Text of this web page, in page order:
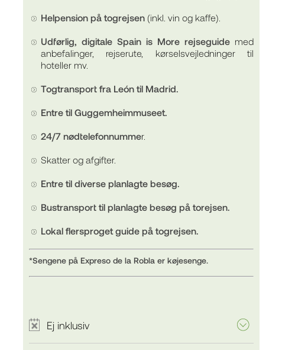
Helpension på togrejsen (inkl. vin og kaffe).
Udførlig, digitale Spain is More rejseguide med
anbefalinger, rejserute, kørselsvejledninger til
hoteller mv.
Togtransport fra León til Madrid.
Entre til Guggemheimmuseet.
24/7 nødtelefonnummer.
Skatter og afgifter.
Entre til diverse planlagte besøg.
Bustransport til planlagte besøg på torejsen.
Lokal flersproget guide på togrejsen.
*Sengene på Expreso de la Robla er køjesenge.
Ej inklusiv